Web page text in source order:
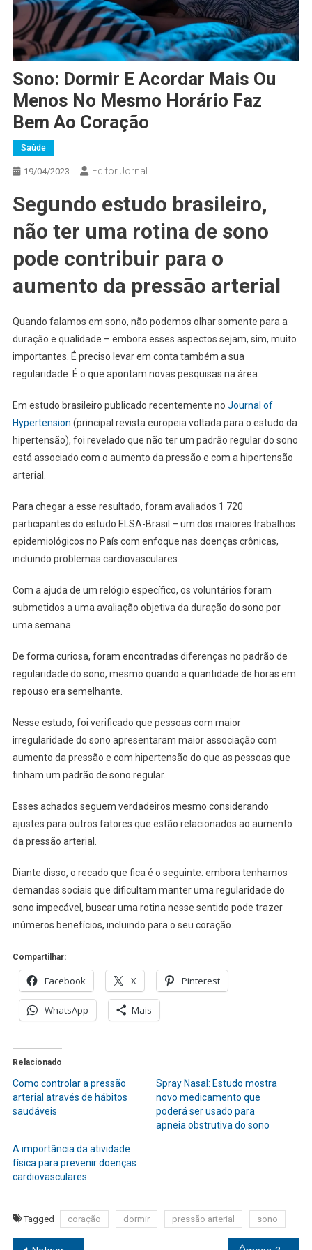
Sono: Dormir E Acordar Mais Ou
Menos No Mesmo Horário Faz
Bem Ao Coração
Saúde
19/04/2023 Editor Jornal
Segundo estudo brasileiro,
não ter uma rotina de sono
pode contribuir para o
aumento da pressão arterial
Quando falamos em sono, não podemos olhar somente para a
duração e qualidade – embora esses aspectos sejam, sim, muito
importantes. É preciso levar em conta também a sua
regularidade. É o que apontam novas pesquisas na área.
Em estudo brasileiro publicado recentemente no Journal of
Hypertension (principal revista europeia voltada para o estudo da
hipertensão), foi revelado que não ter um padrão regular do sono
está associado com o aumento da pressão e com a hipertensão
arterial.
Para chegar a esse resultado, foram avaliados 1 720
participantes do estudo ELSA-Brasil – um dos maiores trabalhos
epidemiológicos no País com enfoque nas doenças crônicas,
incluindo problemas cardiovasculares.
Com a ajuda de um relógio específico, os voluntários foram
submetidos a uma avaliação objetiva da duração do sono por
uma semana.
De forma curiosa, foram encontradas diferenças no padrão de
regularidade do sono, mesmo quando a quantidade de horas em
repouso era semelhante.
Nesse estudo, foi verificado que pessoas com maior
irregularidade do sono apresentaram maior associação com
aumento da pressão e com hipertensão do que as pessoas que
tinham um padrão de sono regular.
Esses achados seguem verdadeiros mesmo considerando
ajustes para outros fatores que estão relacionados ao aumento
da pressão arterial.
Diante disso, o recado que fica é o seguinte: embora tenhamos
demandas sociais que dificultam manter uma regularidade do
sono impecável, buscar uma rotina nesse sentido pode trazer
inúmeros benefícios, incluindo para o seu coração.
Compartilhar:
Facebook X Pinterest
WhatsApp Mais
Relacionado
Como controlar a pressão
arterial através de hábitos
saudáveis
Spray Nasal: Estudo mostra
novo medicamento que
poderá ser usado para
apneia obstrutiva do sono
A importância da atividade
física para prevenir doenças
cardiovasculares
Tagged coração dormir pressão arterial sono